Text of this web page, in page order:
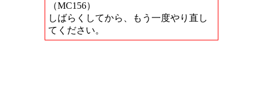
（MC156）
しばらくしてから、もう一度やり直し
てください。